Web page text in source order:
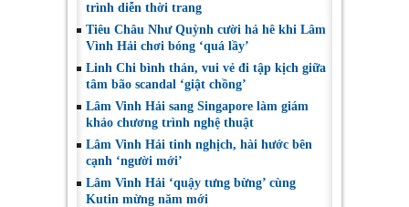
trình diễn thời trang
Tiêu Châu Như Quỳnh cười hả hê khi Lâm
Vình Hải chơi bóng ‘quá lầy’
Linh Chi bình thản, vui vẻ đi tập kịch giữa
tâm bão scandal ‘giật chồng’
Lâm Vinh Hải sang Singapore làm giám
khảo chương trình nghệ thuật
Lâm Vinh Hải tinh nghịch, hài hước bên
cạnh ‘người mới’
Lâm Vinh Hải ‘quậy tưng bừng’ cùng
Kutin mừng năm mới